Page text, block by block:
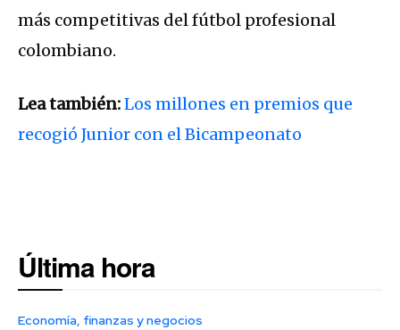
más competitivas del fútbol profesional
colombiano.
Lea también:Los millones en premios que
recogió Junior con el Bicampeonato
Última hora
Economía, finanzas y negocios